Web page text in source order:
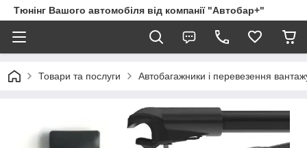
Тюнінг Вашого автомобіля від компанії "Автобар+"
Товари та послуги Автобагажники і перевезення